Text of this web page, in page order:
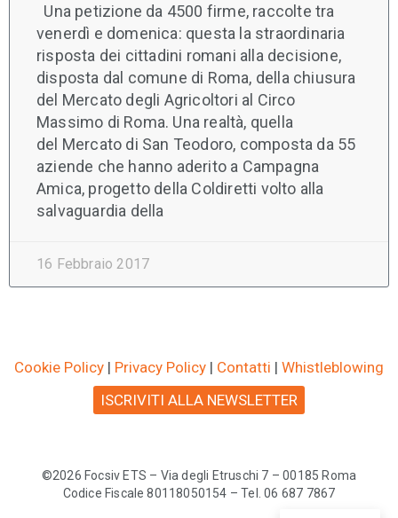
Una petizione da 4500 firme, raccolte tra
venerdì e domenica: questa la straordinaria
risposta dei cittadini romani alla decisione,
disposta dal comune di Roma, della chiusura
del Mercato degli Agricoltori al Circo
Massimo di Roma. Una realtà, quella
del Mercato di San Teodoro, composta da 55
aziende che hanno aderito a Campagna
Amica, progetto della Coldiretti volto alla
salvaguardia della
16 Febbraio 2017
Cookie Policy | Privacy Policy | Contatti | Whistleblowing
ISCRIVITI ALLA NEWSLETTER
©2026 Focsiv ETS – Via degli Etruschi 7 – 00185 Roma
Codice Fiscale 80118050154 – Tel. 06 687 7867